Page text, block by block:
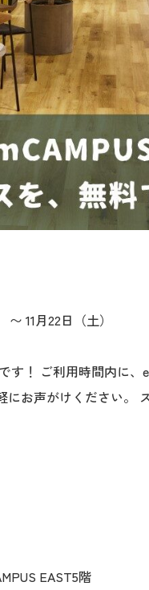
11月22日（土）
！ ご利用時間内に、
にお声がけください。
EAST5階